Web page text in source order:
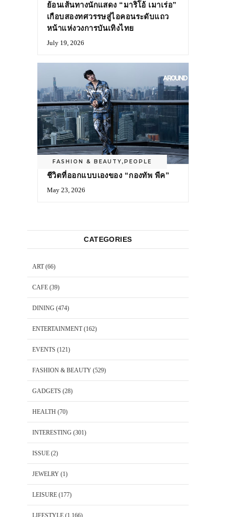
ย้อนเส้นทางนักแสดง “มาริโอ้ เมาเร่อ”
เกือบสองทศวรรษสู่ไอคอนระดับแถว
หน้าแห่งวงการบันเทิงไทย
July 19, 2026
FASHION & BEAUTY,PEOPLE
ชีวิตที่ออกแบบเองของ “กองทัพ พีค”
May 23, 2026
CATEGORIES
ART(66)
CAFE (39)
DINING (474)
ENTERTAINMENT(162)
EVENTS (121)
FASHION & BEAUTY (529)
GADGETS (28)
HEALTH (70)
INTERESTING (301)
ISSUE (2)
JEWELRY (1)
LEISURE (177)